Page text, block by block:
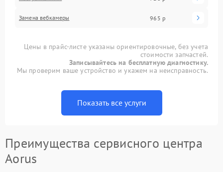
Замена вебкамеры 965 р
Цены в прайс-листе указаны ориентировочные, без учета
стоимости запчастей.
Записывайтесь на бесплатную диагностику.
Мы проверим ваше устройство и укажем на неисправность.
Показать все услуги
Преимущества сервисного центра
Aorus